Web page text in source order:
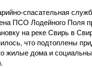
спасательная
ПСО Лодейного Поля
на реке Свирь в
что подтоплены
жилые дома и